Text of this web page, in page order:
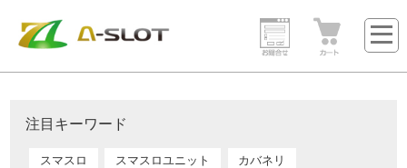
注目キーワード
スマスロ スマスロユニット カバネリ